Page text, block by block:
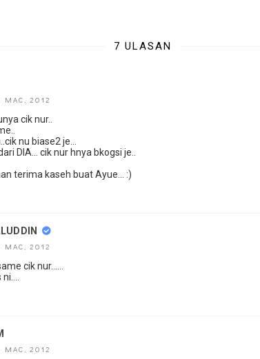
7 ULASAN
MAC, 2012
cik nur..
nu biase2 je...
DIA... cik nur hnya bkogsi je..
terima kaseh buat Ayue... :)
MAC, 2012
cik nur......
MAC, 2012